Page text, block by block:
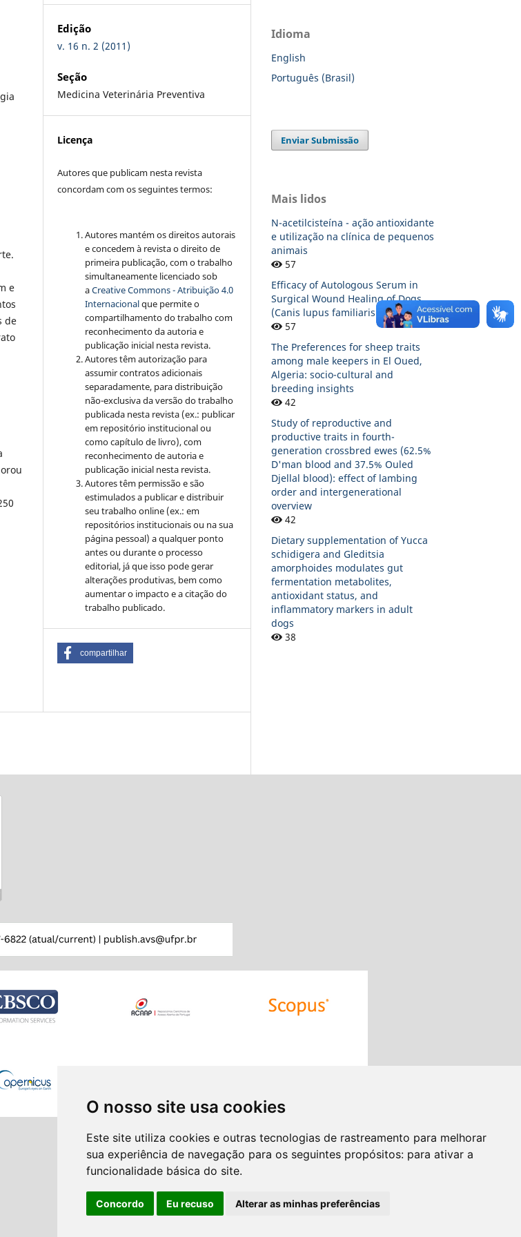
O nosso site usa cookies
Este site utiliza cookies e outras tecnologias de rastreamento para melhorar
sua experiência de navegação para os seguintes propósitos: para ativar a
funcionalidade básica do site.
Concordo Eu recuso Alterar as minhas preferências
e
de
Edição
v. 16 n. 2 (2011)
Seção
Medicina Veterinária Preventiva
Licença
Autores que publicam nesta revista
concordam com os seguintes termos:
Autores mantém os direitos autorais
e concedem à revista o direito de
primeira publicação, com o trabalho
simultaneamente licenciado sob
aCreative Commons - Atribuição 4.0
Internacionalque permite o
compartilhamento do trabalho com
reconhecimento da autoria e
publicação inicial nesta revista.
Autores têm autorização para
assumir contratos adicionais
separadamente, para distribuição
não-exclusiva da versão do trabalho
publicada nesta revista (ex.: publicar
em repositório institucional ou
como capítulo de livro), com
reconhecimento de autoria e
publicação inicial nesta revista.
Autores têm permissão e são
estimulados a publicar e distribuir
seu trabalho online (ex.: em
repositórios institucionais ou na sua
página pessoal) a qualquer ponto
antes ou durante o processo
editorial, já que isso pode gerar
alterações produtivas, bem como
aumentar o impacto e a citação do
trabalho publicado.
compartilhar
Idioma
English
Português (Brasil)
Enviar Submissão
Mais lidos
N-acetilcisteína - ação antioxidante
e utilização na clínica de pequenos
animais
57
Efficacy of Autologous Serum in
Surgical Wound Healing of Dogs
(Canis lupus familiaris)
57
The Preferences for sheep traits
among male keepers in El Oued,
Algeria: socio-cultural and
breeding insights
42
Study of reproductive and
productive traits in fourth-
generation crossbred ewes (62.5%
D'man blood and 37.5% Ouled
Djellal blood): effect of lambing
order and intergenerational
overview
42
Dietary supplementation of Yucca
schidigera and Gleditsia
amorphoides modulates gut
fermentation metabolites,
antioxidant status, and
inflammatory markers in adult
dogs
38